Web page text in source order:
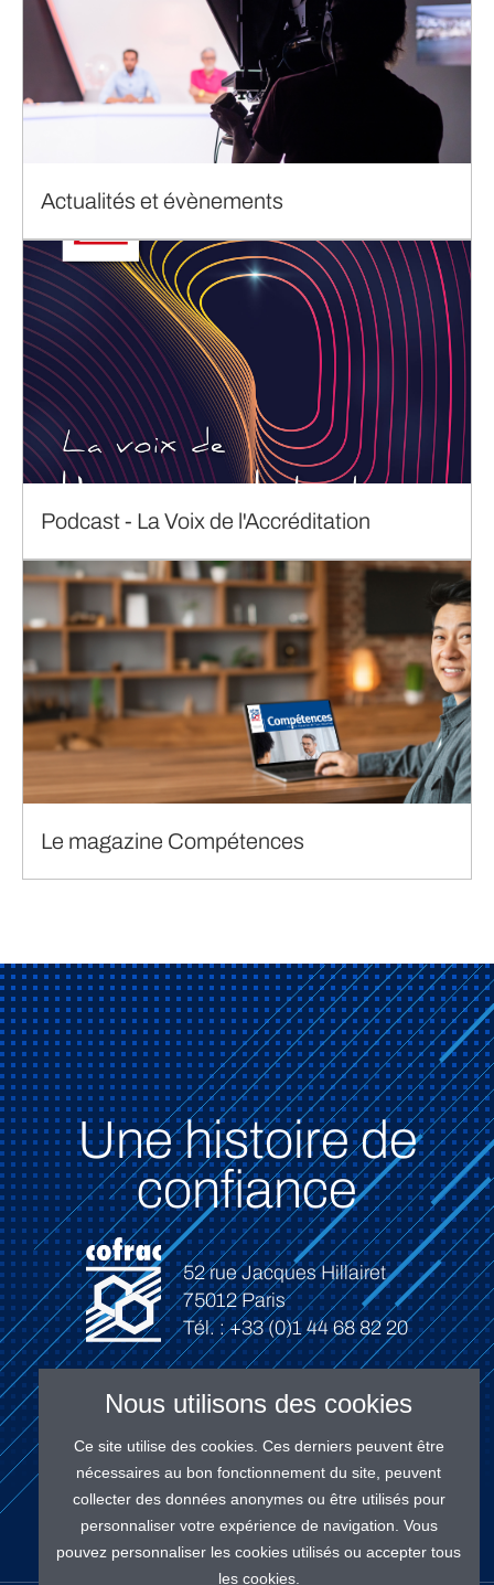
Actualités et évènements
Podcast - La Voix de l'Accréditation
Le magazine Compétences
Une histoire de
confiance
52 rue Jacques Hillairet
75012 Paris
Tél. : +33 (0)1 44 68 82 20
Connexion
Nous utilisons des cookies
Ce site utilise des cookies. Ces derniers peuvent être
nécessaires au bon fonctionnement du site, peuvent
collecter des données anonymes ou être utilisés pour
personnaliser votre expérience de navigation. Vous
pouvez personnaliser les cookies utilisés ou accepter tous
les cookies.